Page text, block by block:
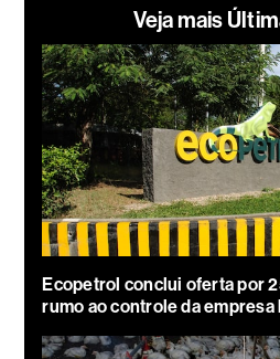
Veja mais
Ecopetrol conclui oferta por
rumo ao controle da